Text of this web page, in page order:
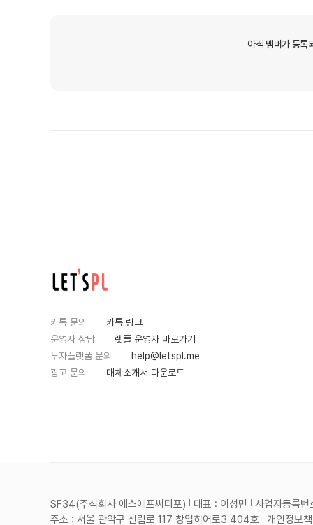
아직 멤버가 등록
카톡 문의
카톡 링크
운영자 상담
렛플 운영자 바로가기
투자플랫폼 문의
help@letspl.me
광고 문의
매체소개서 다운로드
SF34(주식회사 에스에프써티포) 대표 : 이성민
사업자등록
주소 : 서울 관악구 신림로 117 창업히어로3 404호
개인정보